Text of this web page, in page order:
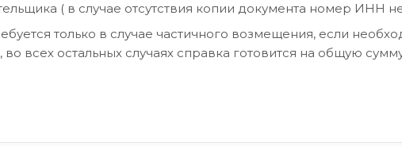
( в случае отсутствия копии документа номер ИНН
только в случае частичного возмещения, если
всех остальных случаях справка готовится на общую